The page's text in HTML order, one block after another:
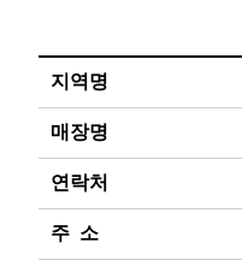
지역명
매장명
연락처
주 소